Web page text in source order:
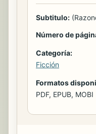
Subtitulo:
Número de
Categoría:
Ficción
Formatos
PDF, EPUB, MOBI